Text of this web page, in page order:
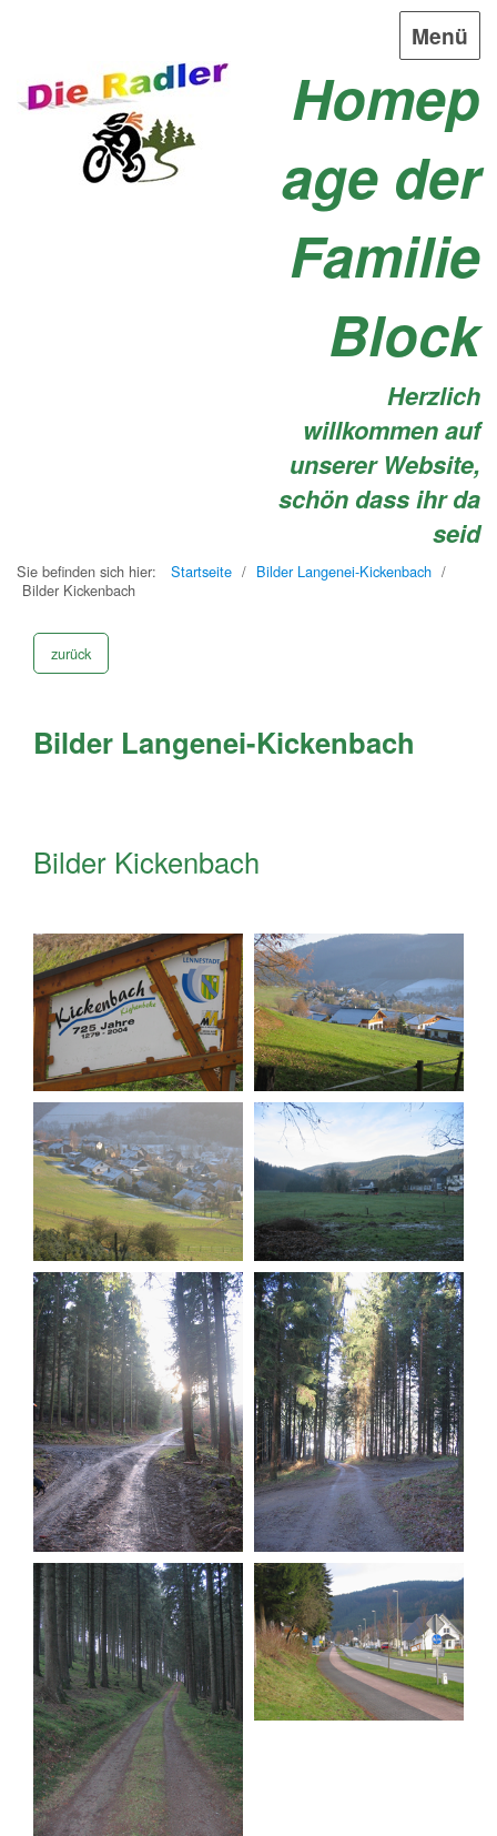
Homep
age der
Familie
Block
Herzlich
willkommen auf
unserer Website,
schön dass ihr da
seid
Menü
Sie befinden sich hier: Startseite / Bilder Langenei-Kickenbach /
Bilder Kickenbach
zurück
Bilder Langenei-Kickenbach
Bilder Kickenbach